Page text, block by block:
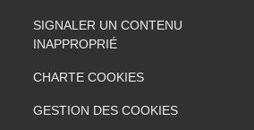
SIGNALER UN CONTENU
INAPPROPRIÉ
CHARTE COOKIES
GESTION DES COOKIES